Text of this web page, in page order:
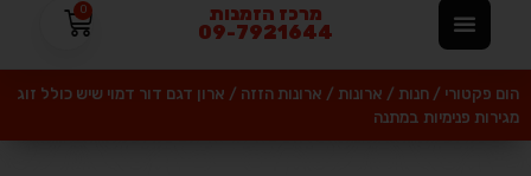
מרכז הזמנות
09-7921644
0
הום פקטורי / חנות / ארונות / ארונות הזזה / ארון דגם דור דמוי שיש כולל זוג
מגירות פנימיות במתנה